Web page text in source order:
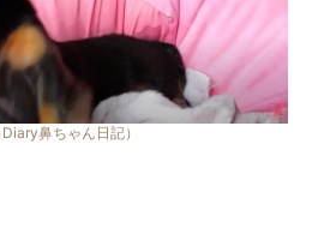
鼻ちゃん日記）